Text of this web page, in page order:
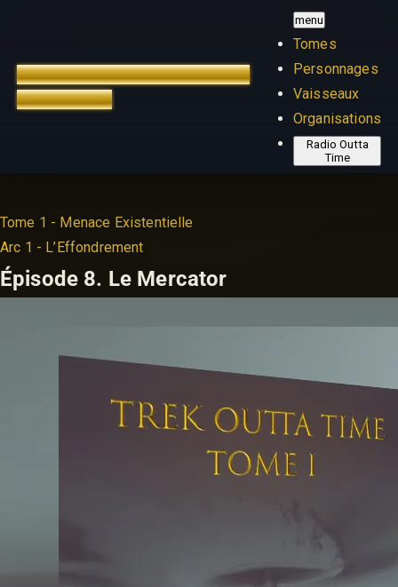
TREK OUTTA TIMEÉDITION
FRANÇAISE
menu
Tomes
Personnages
Vaisseaux
Organisations
Radio Outta
Time
Tome 1 - Menace Existentielle
Arc 1 - L’Effondrement
Épisode 8. Le Mercator